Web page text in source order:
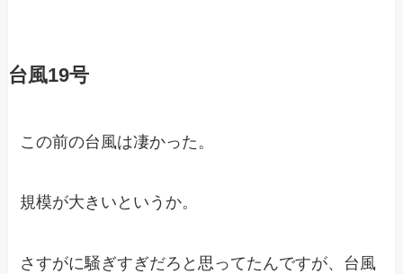
台風19号
この前の台風は凄かった。
規模が大きいというか。
さすがに騒ぎすぎだろと思ってたんですが、台風